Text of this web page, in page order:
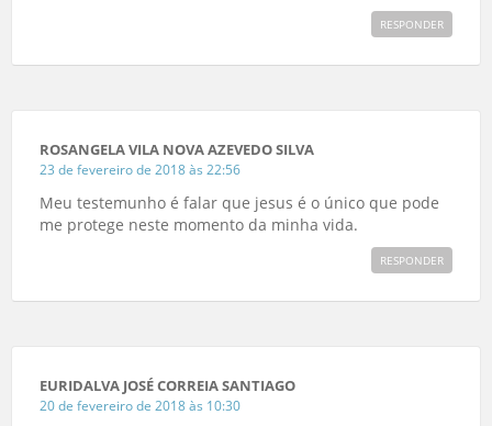
RESPONDER
ROSANGELA VILA NOVA AZEVEDO SILVA
23 de fevereiro de 2018 às 22:56
Meu testemunho é falar que jesus é o único que pode
me protege neste momento da minha vida.
RESPONDER
EURIDALVA JOSÉ CORREIA SANTIAGO
20 de fevereiro de 2018 às 10:30